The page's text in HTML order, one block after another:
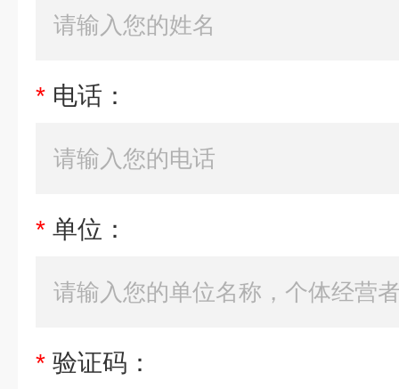
* 电话：
* 单位：
* 验证码：